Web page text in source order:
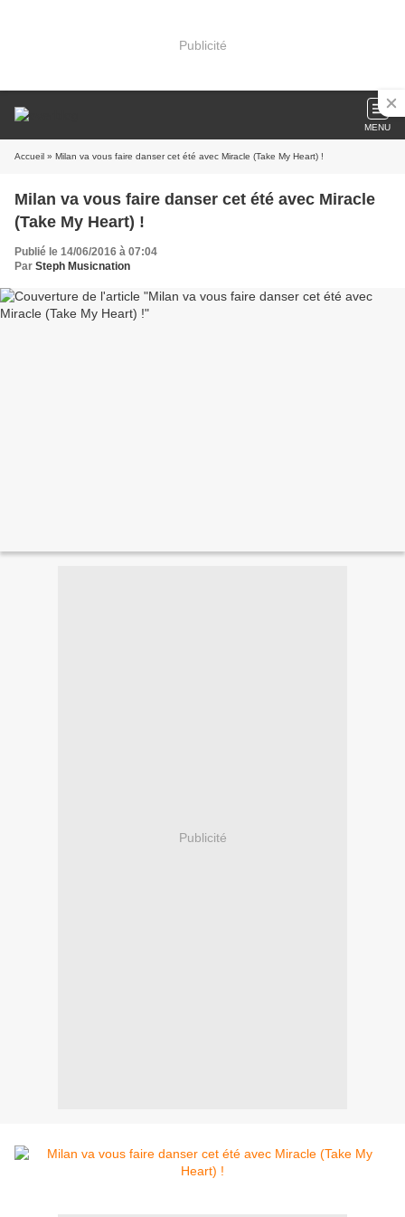
Publicité
MENU
Accueil » Milan va vous faire danser cet été avec Miracle (Take My Heart) !
Milan va vous faire danser cet été avec Miracle
(Take My Heart) !
Publié le 14/06/2016 à 07:04
Par Steph Musicnation
Publicité